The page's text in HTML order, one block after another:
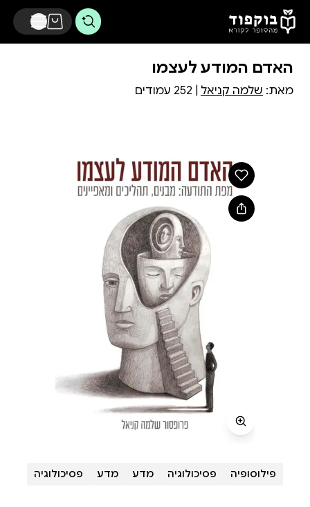
דלג לתוכן הראשי
האדם המודע לעצמו
מאת: שלמה קניאל
פילוסופיה פסיכולוגיה מדע מדע פסיכולוגיה